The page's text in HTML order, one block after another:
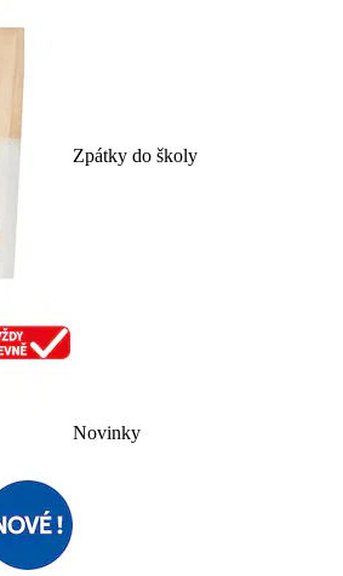
Zpátky do školy
Novinky